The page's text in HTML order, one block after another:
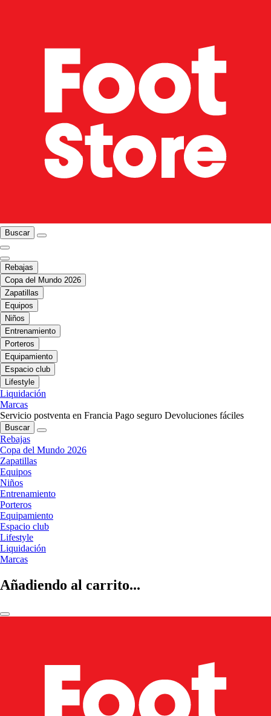
Buscar
Rebajas
Copa del Mundo 2026
Zapatillas
Equipos
Niños
Entrenamiento
Porteros
Equipamiento
Espacio club
Lifestyle
Liquidación
Marcas
Servicio postventa en Francia Pago seguro Devoluciones fáciles
Buscar
Rebajas
Copa del Mundo 2026
Zapatillas
Equipos
Niños
Entrenamiento
Porteros
Equipamiento
Espacio club
Lifestyle
Liquidación
Marcas
Añadiendo al carrito...